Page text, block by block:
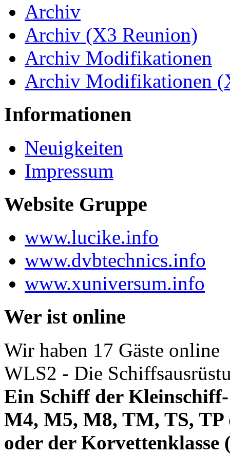
Archiv
Archiv (X3 Reunion)
Archiv Modifikationen
Archiv Modifikationen
Informationen
Neuigkeiten
Impressum
Website Gruppe
www.lucike.info
www.dvbtechnics.info
www.xuniversum.info
Wer ist online
Wir haben 17 Gäste online
WLS2 - Die
Ein Schiff der
M4, M5, M8, TM, TS, TP
oder der Korvettenklasse